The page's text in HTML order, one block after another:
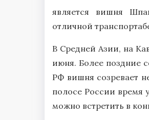
является вишня
отличной
В Средней Азии, на
июня. Более поздние
РФ вишня созревает
полосе России время
можно встретить в